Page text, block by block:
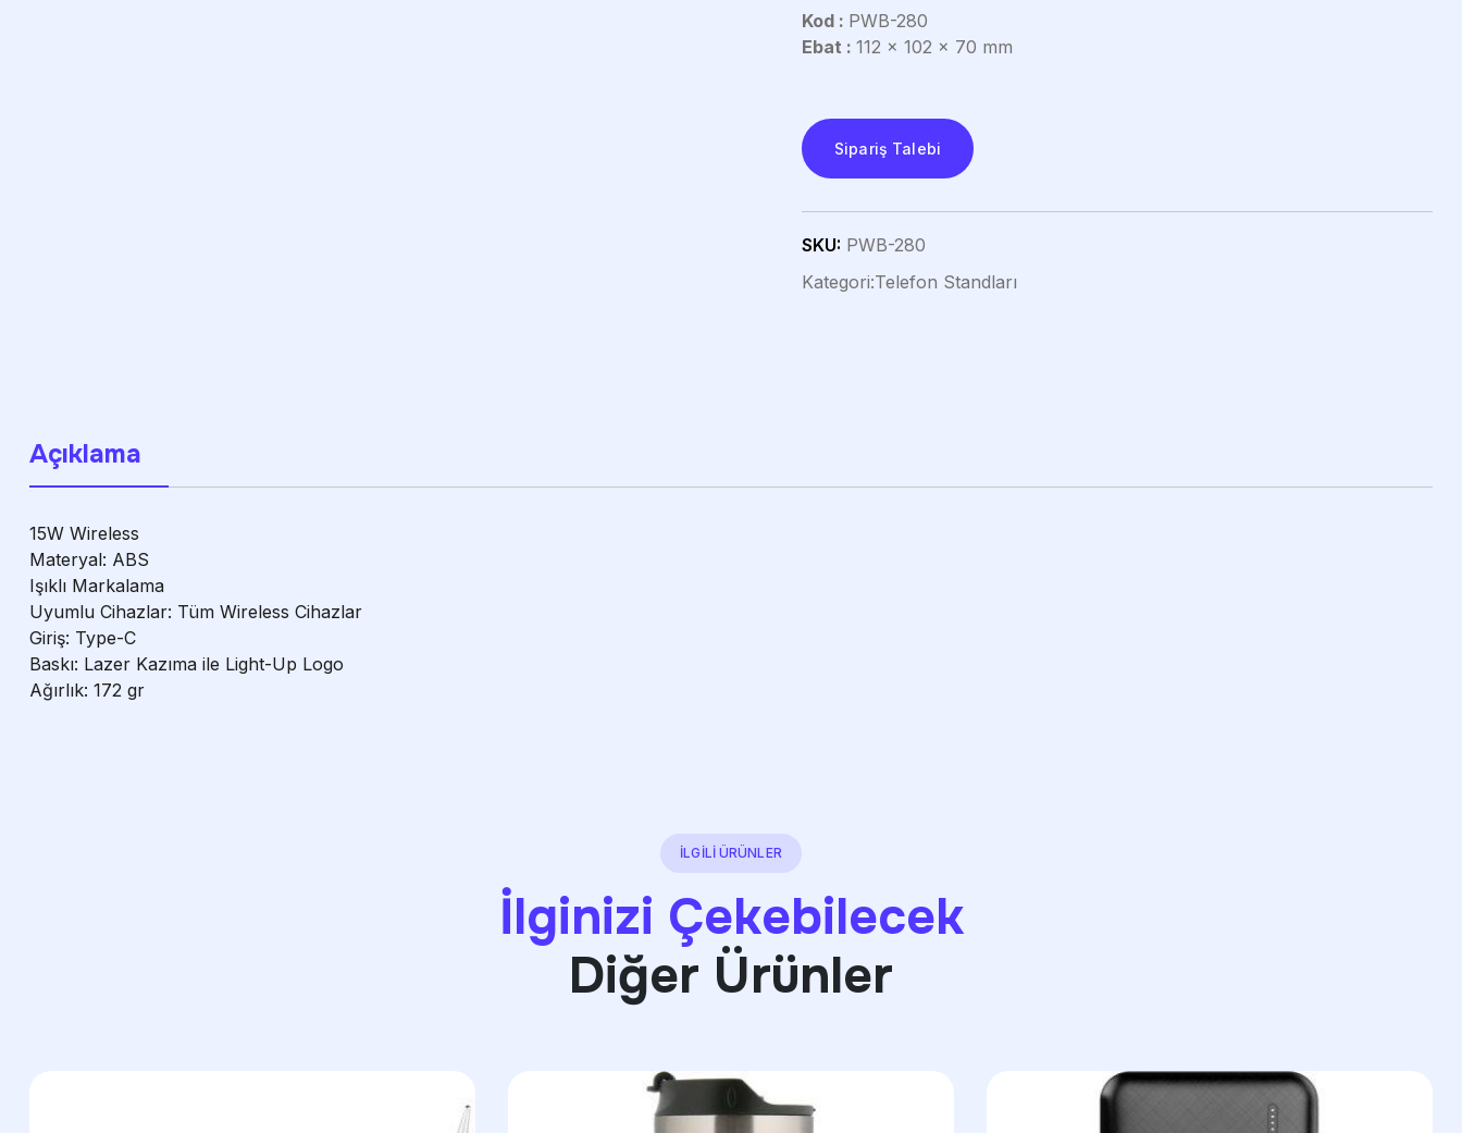
Kod : PWB-280
Ebat : 112 x 102 x 70 mm
Sipariş Talebi
SKU: PWB-280
Kategori:Telefon Standları
Açıklama
15W Wireless
Materyal: ABS
Işıklı Markalama
Uyumlu Cihazlar: Tüm Wireless Cihazlar
Giriş: Type-C
Baskı: Lazer Kazıma ile Light-Up Logo
Ağırlık: 172 gr
İLGİLİ ÜRÜNLER
İlginizi Çekebilecek
Diğer Ürünler